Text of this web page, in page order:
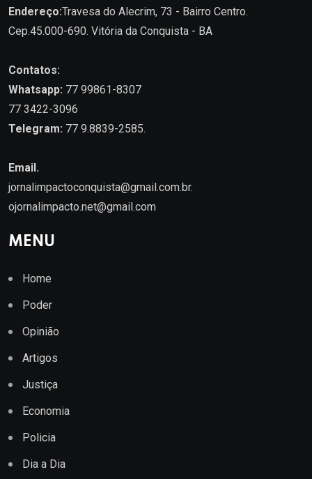
Endereço:Travesa do Alecrim, 73 - Bairro Centro.
Cep.45.000-690. Vitória da Conquista - BA
Contatos:
Whatsapp: 77 99861-8307
77 3422-3096
Telegram: 77 9.8839-2585.
Email.
jornalimpactoconquista@gmail.com.br.
ojornalimpacto.net@gmail.com
MENU
Home
Poder
Opinião
Artigos
Justiça
Economia
Policia
Dia a Dia